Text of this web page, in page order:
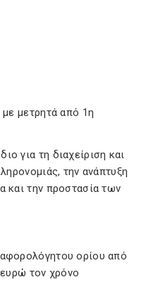
μετρητά από 1η
για τη διαχείριση και
την ανάπτυξη
και την προστασία των
ορίου από
τον χρόνο